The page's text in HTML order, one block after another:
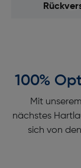
100%
Mit
nächstes
sich von